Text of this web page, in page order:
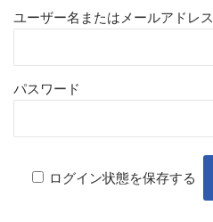
ユーザー名またはメールアドレス
パスワード
ログイン状態を保存する